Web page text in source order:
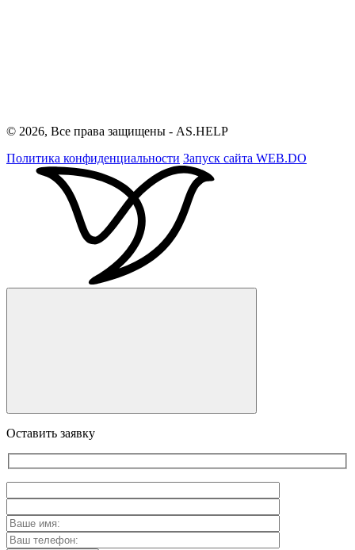
© 2026, Все права защищены - AS.HELP
Политика конфиденциальности Запуск сайта WEB.DO
Оставить заявку